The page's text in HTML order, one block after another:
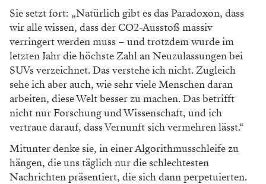
Sie setzt fort: „Natürlich gibt es das Paradoxon, dass
wir alle wissen, dass der CO2-Ausstoß massiv
verringert werden muss – und trotzdem wurde im
letzten Jahr die höchste Zahl an Neuzulassungen bei
SUVs verzeichnet. Das verstehe ich nicht. Zugleich
sehe ich aber auch, wie sehr viele Menschen daran
arbeiten, diese Welt besser zu machen. Das betrifft
nicht nur Forschung und Wissenschaft, und ich
vertraue darauf, dass Vernunft sich vermehren lässt.“
Mitunter denke sie, in einer Algorithmusschleife zu
hängen, die uns täglich nur die schlechtesten
Nachrichten präsentiert, die sich dann perpetuierten.